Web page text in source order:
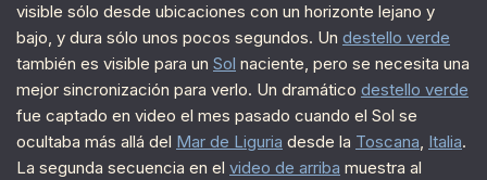
visible sólo desde ubicaciones con un horizonte lejano y
bajo, y dura sólo unos pocos segundos. Un destello verde
también es visible para un Sol naciente, pero se necesita una
mejor sincronización para verlo. Un dramático destello verde
fue captado en video el mes pasado cuando el Sol se
ocultaba más allá del Mar de Liguria desde la Toscana, Italia.
La segunda secuencia en el video de arriba muestra al